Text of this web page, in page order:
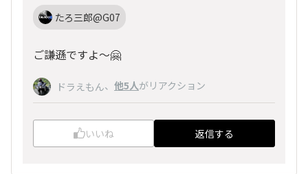
たろ三郎@G07
ご謙遜ですよ～🤗
ドラえもん、 他5人がリアクション
いいね 返信する